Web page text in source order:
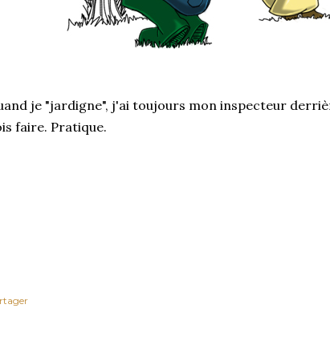
je "jardigne", j'ai toujours mon inspecteur
faire. Pratique.